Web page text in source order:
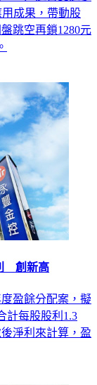
成果，帶動股
跳空再鎖1280元
創新高
盈餘分配案，擬
計每股股利1.3
淨利來計算，盈